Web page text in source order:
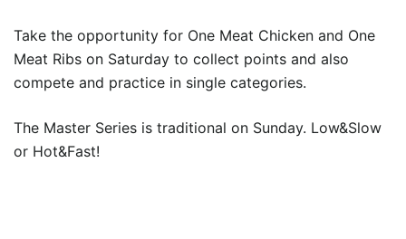
Take the opportunity for One Meat Chicken and One
Meat Ribs on Saturday to collect points and also
compete and practice in single categories.
The Master Series is traditional on Sunday. Low&Slow
or Hot&Fast!